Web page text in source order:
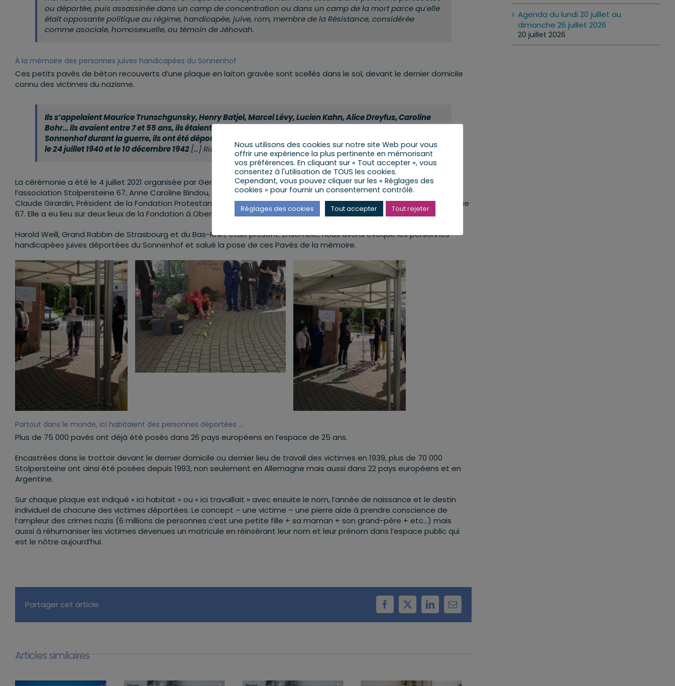
ou déportée, puis assassinée dans un camp de concentration ou dans un camp de la mort parce qu’elle
était opposante politique au régime, handicapée, juive, rom, membre de la Résistance, considérée
comme asociale, homosexuelle, ou témoin de Jéhovah.
À la mémoire des personnes juives handicapées du Sonnenhof
Ces petits pavés de béton recouverts d’une plaque en laiton gravée sont scellés dans le sol, devant le dernier domicile
connu des victimes du nazisme.
Ils s’appelaient Maurice Trunschgunsky, Henry Batjel, Marcel Lévy, Lucien Kahn, Alice Dreyfus, Caroline
Bohr… ils avaient entre 7 et 55 ans, ils étaient tous handicapés et résidents de la Fondation protestante du
Sonnenhof durant la guerre, ils ont été déportés à Auschwitz ou ils ont disparu sans laisser de traces entre
le 24 juillet 1940 et le 10 décembre 1942[…] Richard Aboaf, membre de l’association Stolpersteine 67
La cérémonie a été le 4 juillet 2021 organisée par Gerdy Dreyer, conservateur du musée du Sonnehof et membre de
l’association Stolpersteine 67, Anne Caroline Bindou, Directrice générale de la Fondation Protestante Sonnenhof, Jean
Claude Girardin, Président de la Fondation Protestante Sonnenhof et Richard Aboaf, Président l’association Stolpersteine
67. Elle a eu lieu sur deux lieux de la Fondation à Oberhoffen et Bischwiller.
Harold Weill, Grand Rabbin de Strasbourg et du Bas-Rhin, était présent. Ensemble, nous avons évoqué les personnes
handicapées juives déportées du Sonnenhof et salué la pose de ces Pavés de la mémoire.
Partout dans le monde, ici habitaient des personnes déportées …
Plus de 75 000 pavés ont déjà été posés dans 26 pays européens en l’espace de 25 ans.
Encastrées dans le trottoir devant le dernier domicile ou dernier lieu de travail des victimes en 1939, plus de 70 000
Stolpersteine ont ainsi été posées depuis 1993, non seulement en Allemagne mais aussi dans 22 pays européens et en
Argentine.
Sur chaque plaque est indiqué « ici habitait » ou « ici travaillait » avec ensuite le nom, l’année de naissance et le destin
individuel de chacune des victimes déportées. Le concept – une victime – une pierre aide à prendre conscience de
l’ampleur des crimes nazis (6 millions de personnes c’est une petite fille + sa maman + son grand-père + etc…) mais
aussi à réhumaniser les victimes devenues un matricule en réinsérant leur nom et leur prénom dans l’espace public qui
est le nôtre aujourd’hui.
Partager cet article Facebook
X LinkedInEmail
Articles similaires
Agenda du lundi 20 juillet au
dimanche 26 juillet 2026
20 juillet 2026
Nous utilisons des cookies sur notre site Web pour vous
offrir une expérience la plus pertinente en mémorisant
vos préférences. En cliquant sur « Tout accepter », vous
consentez à l'utilisation de TOUS les cookies.
Cependant, vous pouvez cliquer sur les « Réglages des
cookies » pour fournir un consentement contrôlé.
Réglages des cookies Tout accepter Tout rejeter